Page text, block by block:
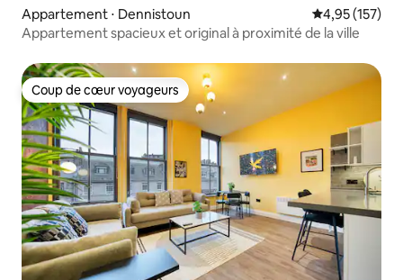
Appartement ⋅ Dennistoun Évaluation
4,95 (157)
Appartement spacieux et original à proximité de la ville
Coup de cœur voyageurs
Coup de cœur voyageurs